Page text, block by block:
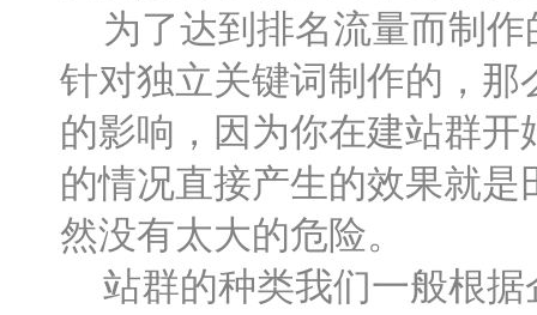
为了达到排名流量而制作
针对独立关键词制作的，
的影响，因为你在建站群
的情况直接产生的效果就
然没有太大的危险。
站群的种类我们一般根据